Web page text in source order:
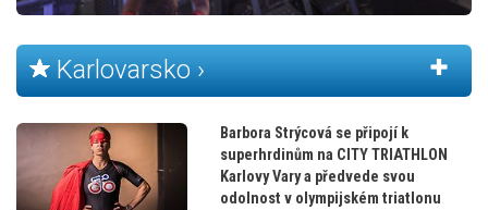
Karlovarsko ›
Barbora Strýcová se připojí k
superhrdinům na CITY TRIATHLON
Karlovy Vary a předvede svou
odolnost v olympijském triatlonu